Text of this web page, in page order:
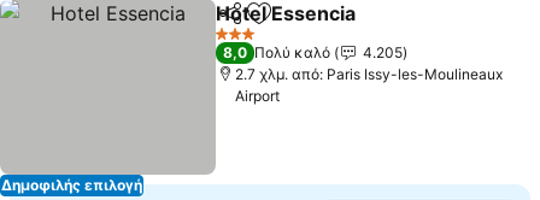
Δημοφιλής επιλογή
Κοινοποίηση
Προσθήκη στα αγαπημένα
Hotel Essencia
3 Αστέρια
8,0 Πολύ καλό
4.205
2.7 χλμ. από: Paris Issy-les-Moulineaux
Airport